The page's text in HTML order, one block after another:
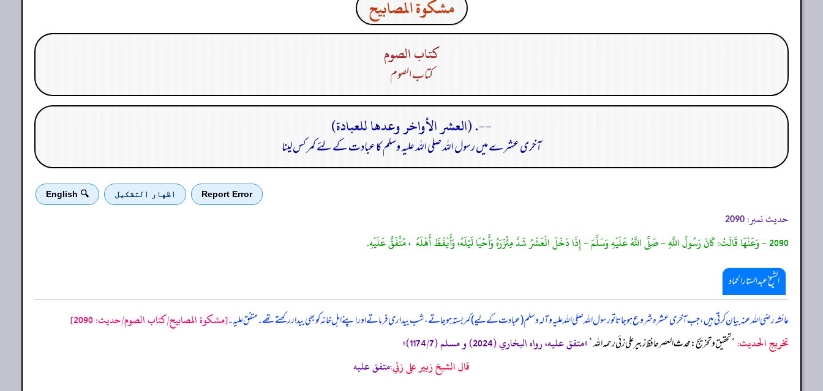
مشكوة المصابيح
كتاب الصوم
كتاب الصوم
--. (العشر الأواخر وعدها للعبادة)
آخری عشرے میں رسول اللہ صلی اللہ علیہ وسلم کا عبادت کے لئے کمر کس لینا
Report Error اظهار التشكيل 🔍 English
حدیث نمبر: 2090
2090 - وَعَنْهَا قَالَتْ: كَانَ رَسُولُ اللَّهِ - صَلَّى اللَّهُ عَلَيْهِ وَسَلَّمَ - إِذَا دَخَلَ الْعَشْرُ شَدَّ مِئْزَرَهُ وَأَحْيَا لَيْلَهُ، وَأَيْقَظَ أَهْلَهُ ، مُتَّفَقٌ عَلَيْهِ.
الشیخ عبدالستار الحماد
عائشہ رضی اللہ عنہ بیان کرتی ہیں، جب آخری عشرہ شروع ہو جاتا تو رسول اللہ صلی ‌اللہ ‌علیہ ‌وآلہ ‌وسلم (عبادت کے لیے) کمر بستہ ہو جاتے، شب بیداری فرماتے اور اپنے اہل خانہ کو بھی بیدار رکھتے تھے۔ متفق علیہ۔[مشكوة المصابيح/كتاب الصوم/حدیث: 2090]
تخریج الحدیث: ´تحقيق و تخريج: محدث العصر حافظ زبير على زئي رحمه الله`«متفق عليه، رواه البخاري (2024) و مسلم (1174/7)»
قال الشيخ زبير على زئي:متفق عليه